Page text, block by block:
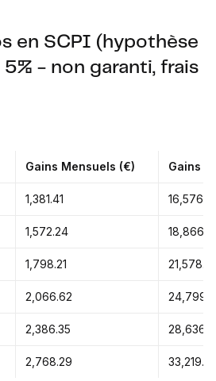
en SCPI (hypothèse
- non garanti, frais
Gains Mensuels (€) Gains
1,381.41
1,572.24
1,798.21
2,066.62
2,386.35
2,768.29